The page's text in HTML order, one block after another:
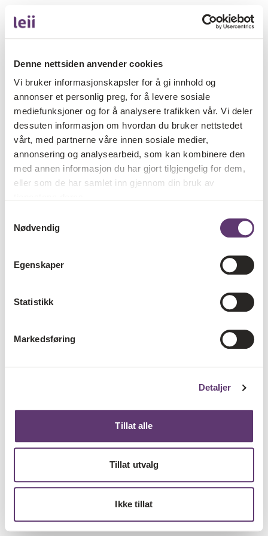
Denne nettsiden anvender cookies
Vi bruker informasjonskapsler for å gi innhold og
annonser et personlig preg, for å levere sosiale
mediefunksjoner og for å analysere trafikken vår. Vi deler
dessuten informasjon om hvordan du bruker nettstedet
vårt, med partnerne våre innen sosiale medier,
annonsering og analysearbeid, som kan kombinere den
med annen informasjon du har gjort tilgjengelig for dem,
eller som de har samlet inn gjennom din bruk av
Nødvendig
Egenskaper
Statistikk
Markedsføring
Detaljer
Tillat alle
Tillat utvalg
Ikke tillat